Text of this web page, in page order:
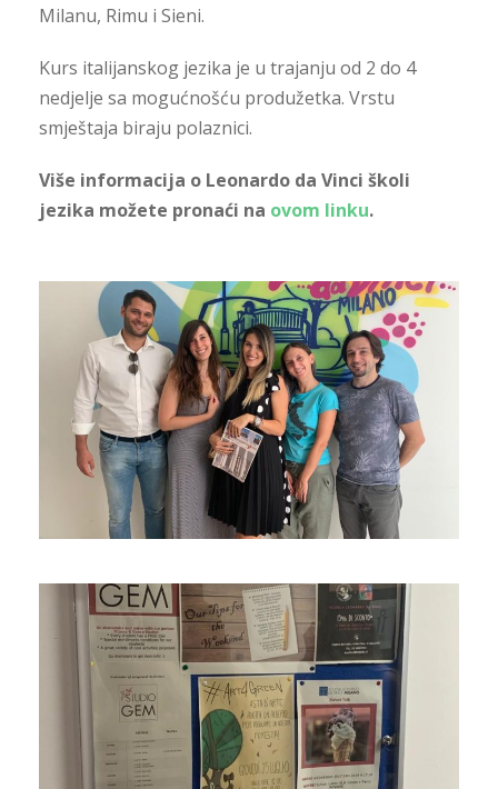
Milanu, Rimu i Sieni.
Kurs italijanskog jezika je u trajanju od 2 do 4
nedjelje sa mogućnošću produžetka. Vrstu
smještaja biraju polaznici.
Više informacija o Leonardo da Vinci školi
jezika možete pronaći na ovom linku.